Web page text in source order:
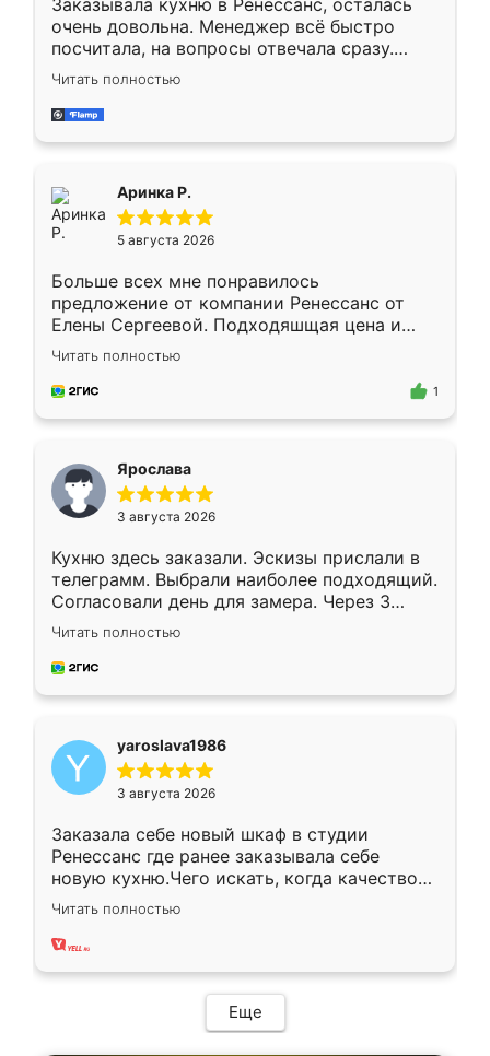
Заказывала кухню в Ренессанс, осталась
очень довольна. Менеджер всё быстро
посчитала, на вопросы отвечала сразу.
Замерщик приехал в субботу, подошёл к
делу со всей ответственностью. Собрали
за день, ребята работали аккуратно, даже
Читать полностью
Аринка Р.
5 августа 2026
Больше всех мне понравилось
предложение от компании Ренессанс от
Елены Сергеевой. Подходяшщая цена и
короткие сроки изготовления. Приехавший
для замера сотрудник Владислав
предложил по моему эскизу самый
Читать полностью
1
Ярослава
3 августа 2026
Кухню здесь заказали. Эскизы прислали в
телеграмм. Выбрали наиболее подходящий.
Согласовали день для замера. Через 3
недели кухня была уже готова. Остались
довольны работой. Спасибо Ренессанс
мебель за качественную работу!
Читать полностью
yaroslava1986
3 августа 2026
Заказала себе новый шкаф в студии
Ренессанс где ранее заказывала себе
новую кухню.Чего искать, когда качеством
вполне довольна. Служит кухня уже почти
два года, нареканий нет.
Читать полностью
Еще